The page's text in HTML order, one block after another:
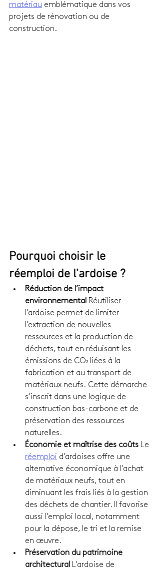
matériau emblématique dans vos
projets de rénovation ou de
construction.
Pourquoi choisir le
réemploi de l’ardoise ?
Réduction de l’impact
environnemental Réutiliser
l’ardoise permet de limiter
l’extraction de nouvelles
ressources et la production de
déchets, tout en réduisant les
émissions de CO₂ liées à la
fabrication et au transport de
matériaux neufs. Cette démarche
s’inscrit dans une logique de
construction bas-carbone et de
préservation des ressources
naturelles.
Économie et maîtrise des coûts Le
réemploi d’ardoises offre une
alternative économique à l’achat
de matériaux neufs, tout en
diminuant les frais liés à la gestion
des déchets de chantier. Il favorise
aussi l’emploi local, notamment
pour la dépose, le tri et la remise
en œuvre.
Préservation du patrimoine
architectural L’ardoise de